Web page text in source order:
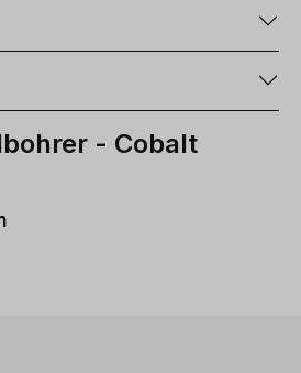
- Cobalt